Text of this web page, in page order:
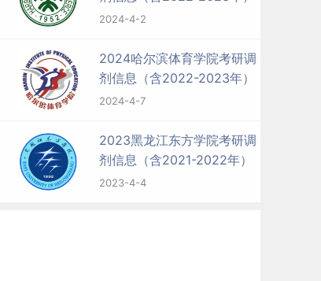
2024-4-2
2024哈尔滨体育学院考研调
剂信息（含2022-2023年）
2024-4-7
2023黑龙江东方学院考研调
剂信息（含2021-2022年）
2023-4-4